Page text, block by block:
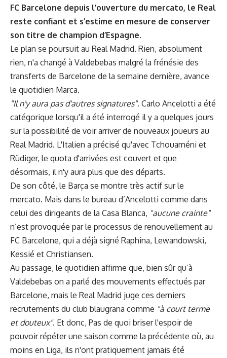
FC Barcelone depuis l’ouverture du mercato, le Real
reste confiant et s’estime en mesure de conserver
son titre de champion d’Espagne.
Le plan se poursuit au Real Madrid. Rien, absolument
rien, n'a changé à Valdebebas malgré la frénésie des
transferts de Barcelone de la semaine dernière, avance
le quotidien Marca.
"Il n'y aura pas d'autres signatures". Carlo Ancelotti a été
catégorique lorsqu'il a été interrogé il y a quelques jours
sur la possibilité de voir arriver de nouveaux joueurs au
Real Madrid. L'Italien a précisé qu'avec Tchouaméni et
Rüdiger, le quota d'arrivées est couvert et que
désormais, il n'y aura plus que des départs.
De son côté, le Barça se montre très actif sur le
mercato. Mais dans le bureau d’Ancelotti comme dans
celui des dirigeants de la Casa Blanca, "aucune crainte"
n’est provoquée par le processus de renouvellement au
FC Barcelone, qui a déjà signé Raphina, Lewandowski,
Kessié et Christiansen.
Au passage, le quotidien affirme que, bien sûr qu’à
Valdebebas on a parlé des mouvements effectués par
Barcelone, mais le Real Madrid juge ces derniers
recrutements du club blaugrana comme "à court terme
et douteux". Et donc, Pas de quoi briser l'espoir de
pouvoir répéter une saison comme la précédente où, au
moins en Liga, ils n'ont pratiquement jamais été